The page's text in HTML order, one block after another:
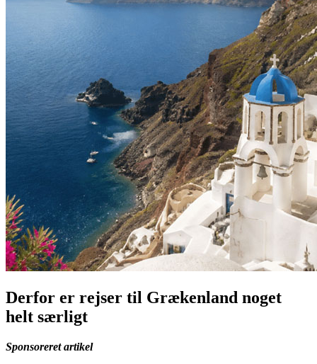
Derfor er rejser til Grækenland noget
helt særligt
Sponsoreret artikel